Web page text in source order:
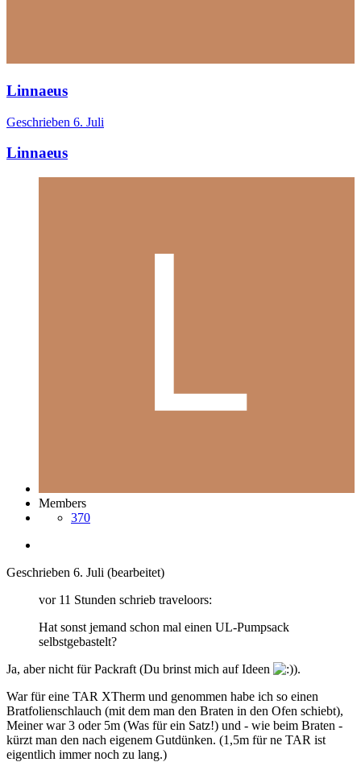
Linnaeus
Geschrieben 6. Juli
Linnaeus
Members
370
Geschrieben 6. Juli (bearbeitet)
vor 11 Stunden schrieb traveloors:
Hat sonst jemand schon mal einen UL-Pumpsack
selbstgebastelt?
Ja, aber nicht für Packraft (Du brinst mich auf Ideen
).
War für eine TAR XTherm und genommen habe ich so einen
Bratfolienschlauch (mit dem man den Braten in den Ofen schiebt),
Meiner war 3 oder 5m (Was für ein Satz!) und - wie beim Braten -
kürzt man den nach eigenem Gutdünken. (1,5m für ne TAR ist
eigentlich immer noch zu lang.)